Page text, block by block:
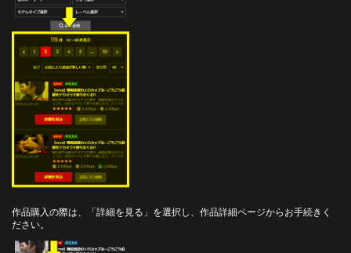
作品購入の際は、「詳細を見る」を選択し、作品詳細ページからお手続きく
ださい。